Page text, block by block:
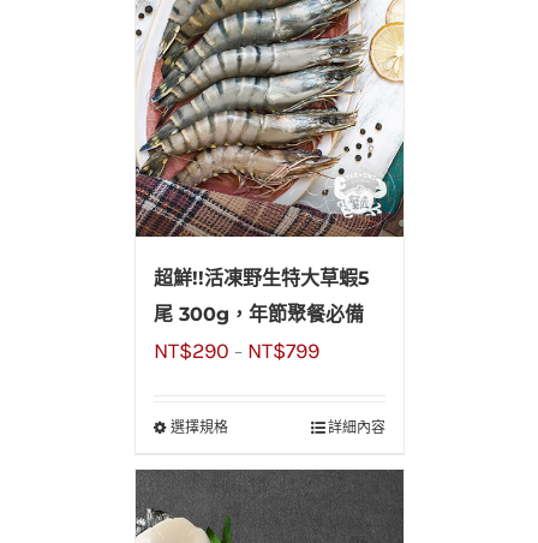
超鮮!!活凍野生特大草蝦5
尾 300g，年節聚餐必備
NT$290 – NT$799
選擇規格 詳細內容